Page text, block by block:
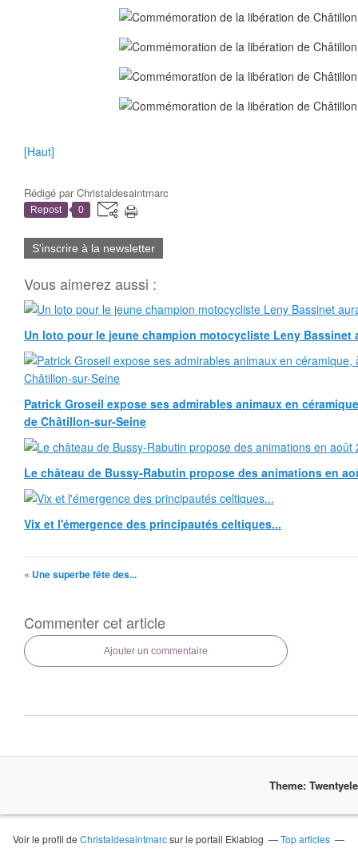
[Haut]
Rédigé parChristaldesaintmarc
Repost 0
S'inscrire à la newsletter
Vous aimerez aussi :
Un loto pour le jeune champion motocycliste Leny Bassinet
Patrick Groseil expose ses admirables animaux en
de Châtillon-sur-Seine
Le château de Bussy-Rabutin propose des animations en
Vix et l'émergence des principautés celtiques...
« Une superbe fête des...
Commenter cet article
Ajouter un commentaire
Theme:
Voir le profil deChristaldesaintmarcsur le portail Eklablog
Top articles